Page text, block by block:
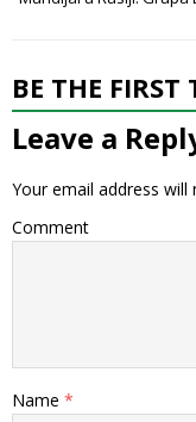
BE THE
Leave a
Your email address will
Comment
Name *